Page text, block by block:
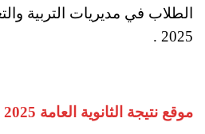
2025 .
موقع نتيجة الثانوية العامة 2025 اليوم السابع مصراوي